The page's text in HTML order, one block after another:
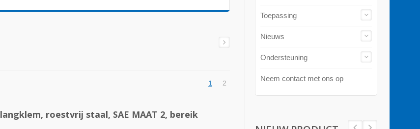
1 2
roestvrij staal, SAE MAAT 2, bereik
Toepassing
Nieuws
Ondersteuning
Neem contact met ons op